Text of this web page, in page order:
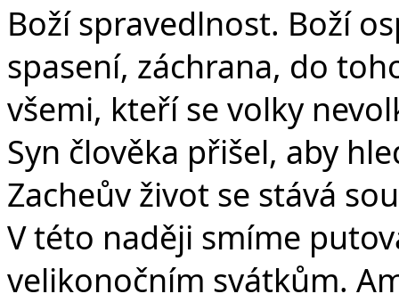
Boží spravedlnost. Boží
spasení, záchrana, do
všemi, kteří se volky
Syn člověka přišel, aby
Zacheův život se stává
V této naději smíme
velikonočním svátkům.